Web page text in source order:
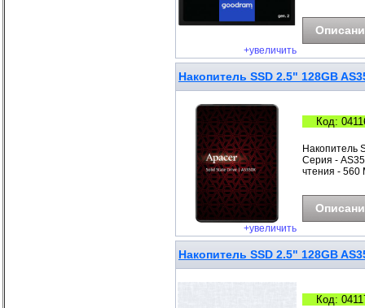
+увеличить
Накопитель SSD 2.5" 128GB
+увеличить
Код:
Накопитель
Серия -
чтения - 560
Накопитель SSD 2.5" 128GB
Код: